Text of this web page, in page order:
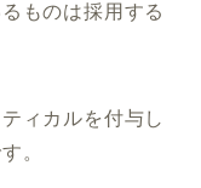
ものは採用する
ィカルを付与し
。